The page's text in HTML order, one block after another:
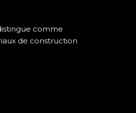
comme
de construction